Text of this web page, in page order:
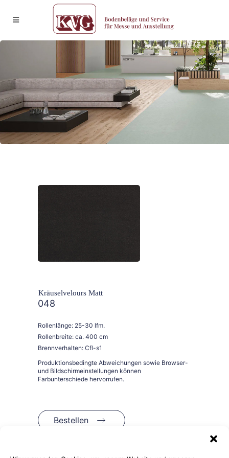
048
Rollenlänge: 25-30 lfm.
Rollenbreite: ca. 400 cm
Brennverhalten: Cfl-s1
Bestellen
Kräuselvelours Matt